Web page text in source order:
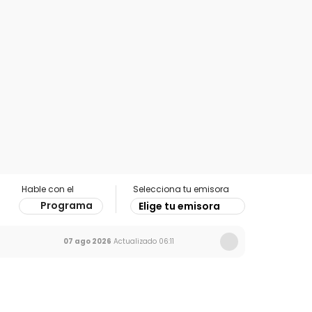
Hable con el
Programa
Selecciona tu emisora
Elige tu emisora
07 ago 2026 Actualizado 06:11